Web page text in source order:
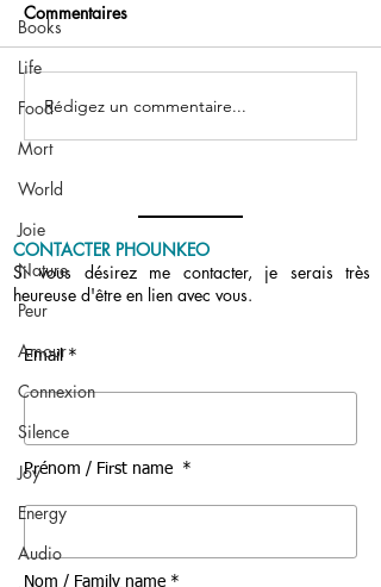
Books
Life
Food
Mort
World
Joie
Nature
Peur
Amour
Connexion
Silence
Joy
Energy
Audio
Tout gratuit : deux mois
après l’annonce
Commentaires
Rédigez un commentaire...
CONTACTER PHOUNKEO
Si vous désirez me contacter, je serais très
heureuse d'être en lien avec vous.
Email *
Prénom / First name *
Nom / Family name *